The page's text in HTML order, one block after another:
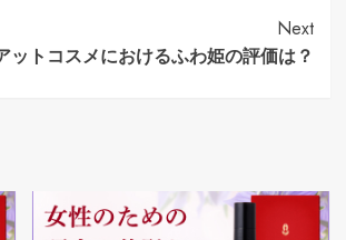
Next
ットコスメにおけるふわ姫の評価は？